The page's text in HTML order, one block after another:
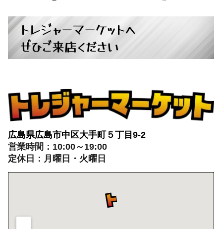
トレジャーマーケットへ
ぜひご来店ください
広島県広島市中区大手町５丁目9-2
営業時間：10:00～19:00
定休日：月曜日・火曜日